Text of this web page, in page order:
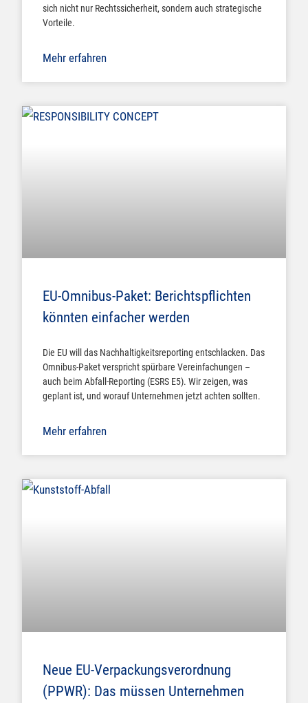
sich nicht nur Rechtssicherheit, sondern auch strategische
Vorteile.
Mehr erfahren
EU-Omnibus-Paket: Berichtspflichten
könnten einfacher werden
Die EU will das Nachhaltigkeitsreporting entschlacken. Das
Omnibus-Paket verspricht spürbare Vereinfachungen –
auch beim Abfall-Reporting (ESRS E5). Wir zeigen, was
geplant ist, und worauf Unternehmen jetzt achten sollten.
Mehr erfahren
Neue EU-Verpackungsverordnung
(PPWR): Das müssen Unternehmen